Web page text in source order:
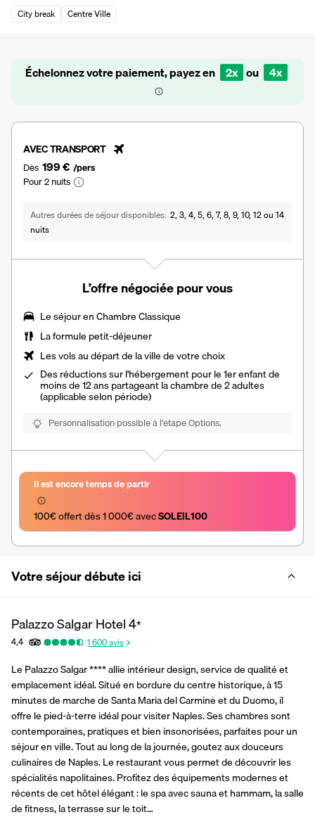
City break Centre Ville
Échelonnez votre paiement, payez en 2x ou 4x
AVEC TRANSPORT
Dès 199 € /pers
Pour 2 nuits
Autres durées de séjour disponibles 2, 3, 4, 5, 6, 7, 8, 9, 10, 12 ou 14
nuits
L’offre négociée pour vous
Le séjour enChambre Classique
La formule petit-déjeuner
Les vols au départ de la ville de votre choix
Des réductions sur l'hébergement pour le 1er enfant de
moins de 12 ans partageant la chambre de 2 adultes
(applicable selon période)
Personnalisation possible à l’étape Options.
Il est encore temps de partir
100€ offert dès 1 000€ avec SOLEIL100
Votre séjour débute ici
Palazzo Salgar Hotel4*
4,4 1 600avis
Le Palazzo Salgar **** allie intérieur design, service de qualité et
emplacement idéal. Situé en bordure du centre historique, à 15
minutes de marche de Santa Maria del Carmine et du Duomo, il
offre le pied-à-terre idéal pour visiter Naples. Ses chambres sont
contemporaines, pratiques et bien insonorisées, parfaites pour un
séjour en ville. Tout au long de la journée, goutez aux douceurs
culinaires de Naples. Le restaurant vous permet de découvrir les
spécialités napolitaines. Profitez des équipements modernes et
récents de cet hôtel élégant : le spa avec sauna et hammam, la salle
de fitness, la terrasse sur le toit…